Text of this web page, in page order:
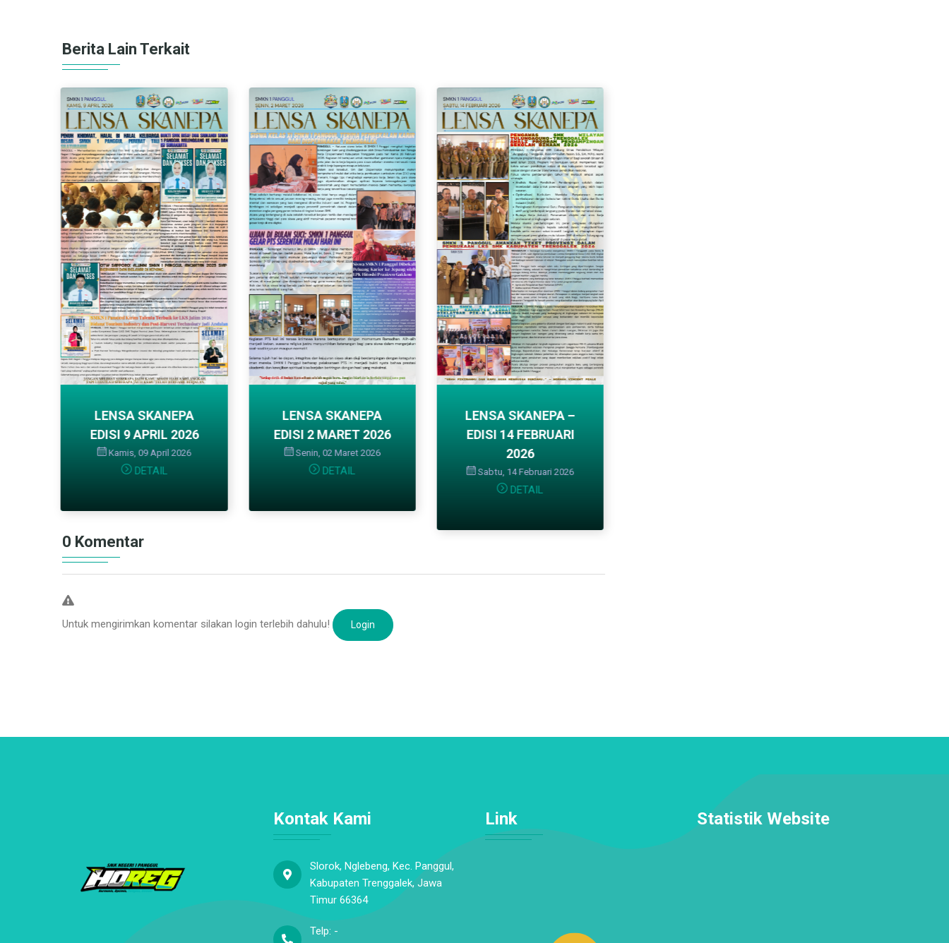
Berita Lain Terkait
LENSA SKANEPA
EDISI 2 MARET 2026
Senin, 02 Maret 2026
DETAIL
LENSA SKANEPA –
EDISI 14 FEBRUARI
2026
Sabtu, 14 Februari 2026
LENSA SKANEPA
EDISI 9 APRIL 2026
Kamis, 09 April 2026
DETAIL
0 Komentar
Untuk mengirimkan komentar silakan login terlebih dahulu! Login
Kontak Kami
Slorok, Nglebeng, Kec. Panggul,
Kabupaten Trenggalek, Jawa
Timur 66364
Telp: -
Link Statistik Website